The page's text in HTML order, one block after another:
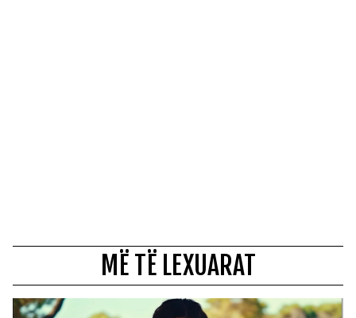
MË TË LEXUARAT